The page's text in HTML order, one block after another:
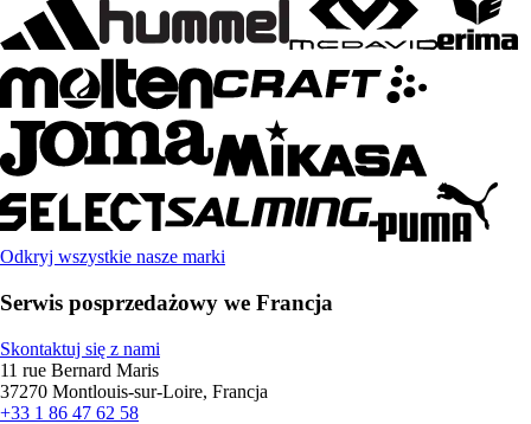
Odkryj wszystkie nasze marki
Serwis posprzedażowy we Francja
Skontaktuj się z nami
11 rue Bernard Maris
37270 Montlouis-sur-Loire, Francja
+33 1 86 47 62 58